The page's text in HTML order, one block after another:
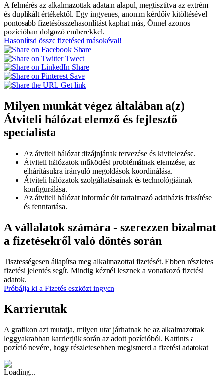
A felmérés az alkalmazottak adatain alapul, megtisztítva az extrém
és duplikált értékektől. Egy ingyenes, anonim kérdőív kitöltésével
pontosabb fizetésösszehasonlítást kaphat más, Önnel azonos
pozícióban dolgozó emberekkel.
Hasonlítsd össze fizetésed másokéval!
Share
Tweet
Share
Save
Get link
Milyen munkát végez általában a(z)
Átviteli hálózat elemző és fejlesztő
specialista
Az átviteli hálózat dizájnjának tervezése és kivitelezése.
Átviteli hálózatok működési problémáinak elemzése, az
elhárításukra irányuló megoldások koordinálása.
Átviteli hálózatok szolgáltatásainak és technológiáinak
konfigurálása.
Az átviteli hálózat információit tartalmazó adatbázis frissítése
és fenntartása.
A vállalatok számára - szerezzen bizalmat
a fizetésekről való döntés során
Tisztességesen állapítsa meg alkalmazottai fizetését. Ebben részletes
fizetési jelentés segít. Mindig kéznél lesznek a vonatkozó fizetési
adatok.
Próbálja ki a Fizetés eszközt ingyen
Karrierutak
A grafikon azt mutatja, milyen utat járhatnak be az alkalmazottak
leggyakrabban karrierjük során az adott pozícióból. Kattints a
pozíció nevére, hogy részletesebben megismerd a fizetési adatokat